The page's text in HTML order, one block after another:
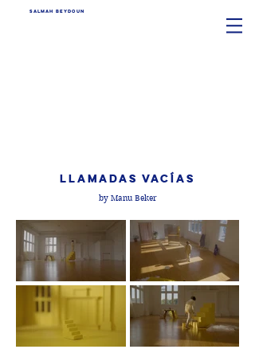
SALMAH BEYDOUN
LLAMADAS VACÍAS
by Manu Beker